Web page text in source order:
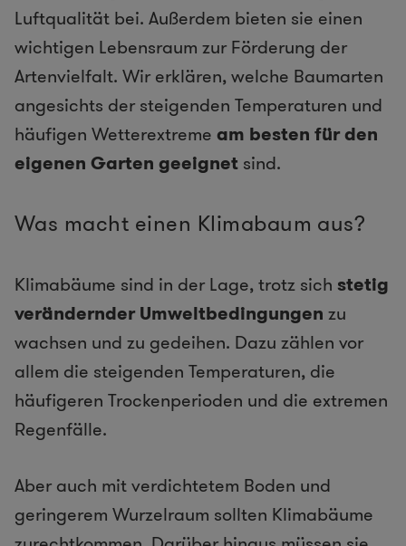
Luftqualität bei. Außerdem bieten sie einen
wichtigen Lebensraum zur Förderung der
Artenvielfalt. Wir erklären, welche Baumarten
angesichts der steigenden Temperaturen und
häufigen Wetterextreme am besten für den
eigenen Garten geeignet sind.
Was macht einen Klimabaum aus?
Klimabäume sind in der Lage, trotz sich stetig
verändernder Umweltbedingungen zu
wachsen und zu gedeihen. Dazu zählen vor
allem die steigenden Temperaturen, die
häufigeren Trockenperioden und die extremen
Regenfälle.
Aber auch mit verdichtetem Boden und
geringerem Wurzelraum sollten Klimabäume